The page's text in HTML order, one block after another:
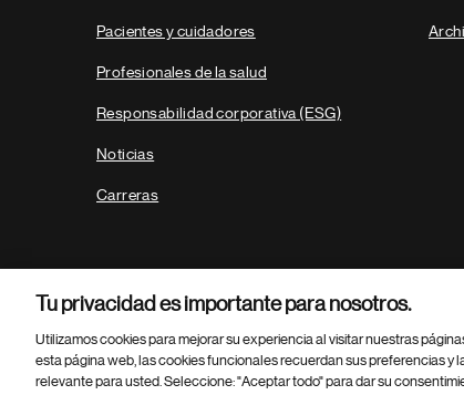
Pacientes y cuidadores
Profesionales de la salud
Responsabilidad corporativa (ESG)
Noticias
Carreras
Parte
© 2026 Novartis AG
Tu privacidad es importante para nosotros.
Utilizamos cookies para mejorar su experiencia al visitar nuestras
esta página web, las cookies funcionales recuerdan sus preferencias y
relevante para usted. Seleccione: "Aceptar todo" para dar su